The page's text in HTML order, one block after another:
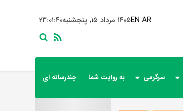
۲۳:۰۱:۴۱ ۱۴۰۵ مرداد ۱۵, پنجشنبهEN AR
سرگرمی به روایت شما چندرسانه ای